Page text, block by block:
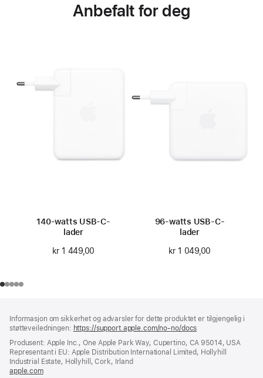
Anbefalt for deg
140-watts USB-C-
lader
kr 1 449,00
96-watts USB-C-
lader
kr 1 049,00
Informasjon om sikkerhet og advarsler for dette produktet er tilgjengelig i
støtteveiledningen: https://support.apple.com/no-no/docs
nytt
vindu)
Produsent: Apple Inc., One Apple Park Way, Cupertino, CA 95014, USA
Representant i EU: Apple Distribution International Limited, Hollyhill
Industrial Estate, Hollyhill, Cork, Irland
apple.com(åpnes